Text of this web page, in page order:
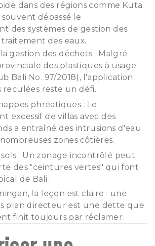
dans des régions comme Kuta
dépassé le
des systèmes de gestion des
des eaux.
gestion des déchets : Malgré
des plastiques à usage
Bali No. 97/2018), l'application
reculées reste un défi.
phréatiques : Le
excessif de villas avec des
a entraîné des intrusions d'eau
zones côtières.
: Un zonage incontrôlé peut
des "ceintures vertes" qui font
de Bali.
la leçon est claire : une
plan directeur est une dette que
finit toujours par réclamer.